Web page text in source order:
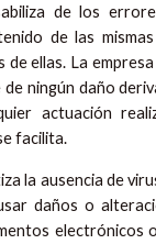
de los
de las
de ellas. La
ningún daño
actuación
facilita.
la ausencia de
daños o
electrónicos